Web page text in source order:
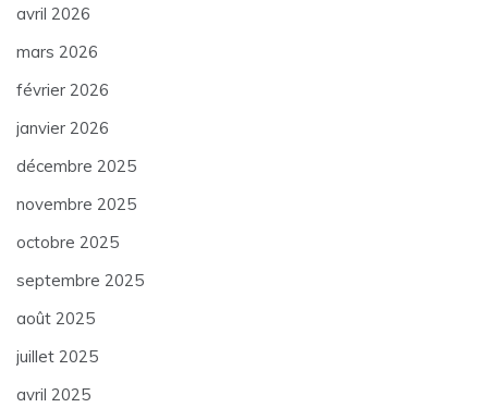
avril 2026
mars 2026
février 2026
janvier 2026
décembre 2025
novembre 2025
octobre 2025
septembre 2025
août 2025
juillet 2025
avril 2025